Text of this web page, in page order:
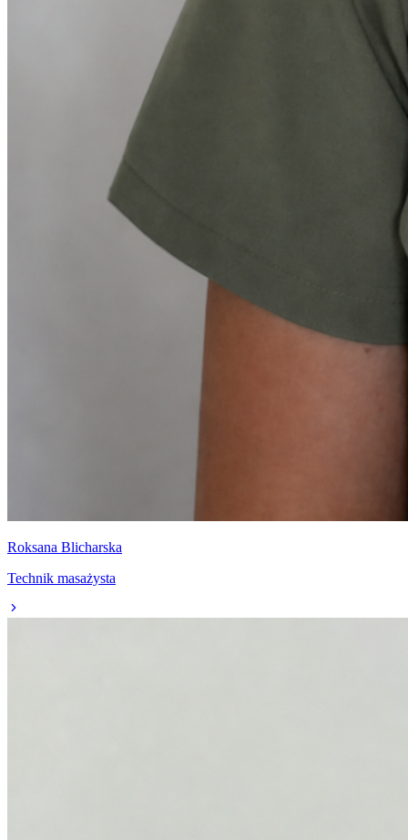
Roksana Blicharska
Technik masażysta